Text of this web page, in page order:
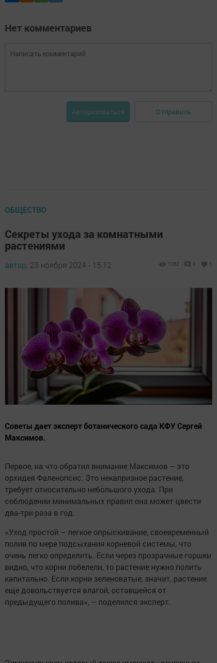
Нет комментариев
Авторизоваться Отправить
ОБЩЕСТВО
Секреты ухода за комнатными
растениями
автор, 23 ноября 2024 - 15:12 1062 0 1
Советы дает эксперт ботанического сада КФУ Сергей
Максимов.
Первое, на что обратил внимание Максимов – это
орхидея Фаленопсис. Это некапризное растение,
требует относительно небольшого ухода. При
соблюдении минимальных правил она может цвести
два-три раза в год.
«Уход простой – легкое опрыскивание, своевременный
полив по мере подсыхания корневой системы, что
очень легко определить. Если через прозрачные горшки
видно, что корни побелели, то растение нужно полить
капитально. Если корни зеленоватые, значит, растение
еще довольствуется влагой, оставшейся от
предыдущего полива», – поделился эксперт.